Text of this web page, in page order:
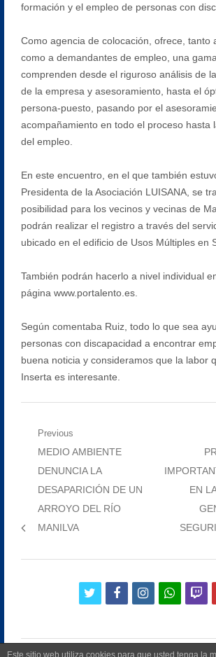
formación y el empleo de personas con
Como agencia de colocación, ofrece, tanto
como a demandantes de empleo, una
comprenden desde el riguroso análisis de
de la empresa y asesoramiento, hasta el
persona-puesto, pasando por el
acompañamiento en todo el proceso hasta
del empleo.
En este encuentro, en el que también
Presidenta de la Asociación LUISANA, se
posibilidad para los vecinos y vecinas de
podrán realizar el registro a través del
ubicado en el edificio de Usos Múltiples en
También podrán hacerlo a nivel individual
página www.portalento.es.
Según comentaba Ruiz, todo lo que sea
personas con discapacidad a encontrar
buena noticia y consideramos que la labor
Inserta es interesante.
Navegación
entradas
Previous
Previous
post:
MEDIO AMBIENTE
DENUNCIA LA
DESAPARICIÓN DE UN
ARROYO DEL RÍO
MANILVA
EN
twitterfacebookinstagram
Este sitio web utiliza cookies para que usted tenga la